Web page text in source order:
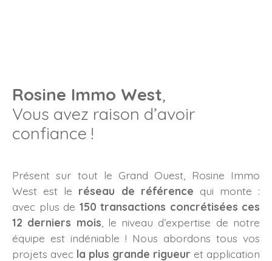
Rosine Immo West,
Vous avez raison d’avoir
confiance !
Présent sur tout le Grand Ouest, Rosine Immo
West est le réseau de référence qui monte :
avec plus de 150 transactions concrétisées ces
12 derniers mois , le niveau d’expertise de notre
équipe est indéniable ! Nous abordons tous vos
projets avec la plus grande rigueur et application